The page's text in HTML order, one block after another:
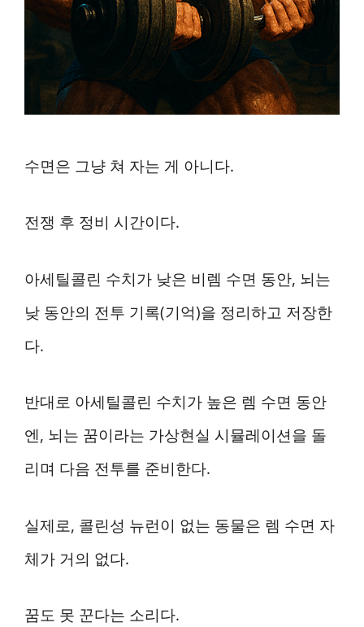
수면은 그냥 쳐 자는 게 아니다.
전쟁 후 정비 시간이다.
아세틸콜린 수치가 낮은 비렘 수면 동안, 뇌는
낮 동안의 전투 기록(기억)을 정리하고 저장한
다.
반대로 아세틸콜린 수치가 높은 렘 수면 동안
엔, 뇌는 꿈이라는 가상현실 시뮬레이션을 돌
리며 다음 전투를 준비한다.
실제로, 콜린성 뉴런이 없는 동물은 렘 수면 자
체가 거의 없다.
꿈도 못 꾼다는 소리다.